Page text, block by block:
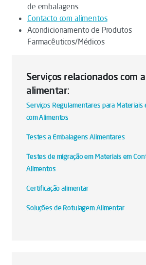
de embalagens
Contacto com alimentos
Acondicionamento de Produtos
Farmacêuticos/Médicos
Serviços relacionados com
alimentar:
Serviços Regulamentares para Materiais
com Alimentos
Testes a Embalagens Alimentares
Testes de migração em Materiais em
Alimentos
Certificação alimentar
Soluções de Rotulagem Alimentar